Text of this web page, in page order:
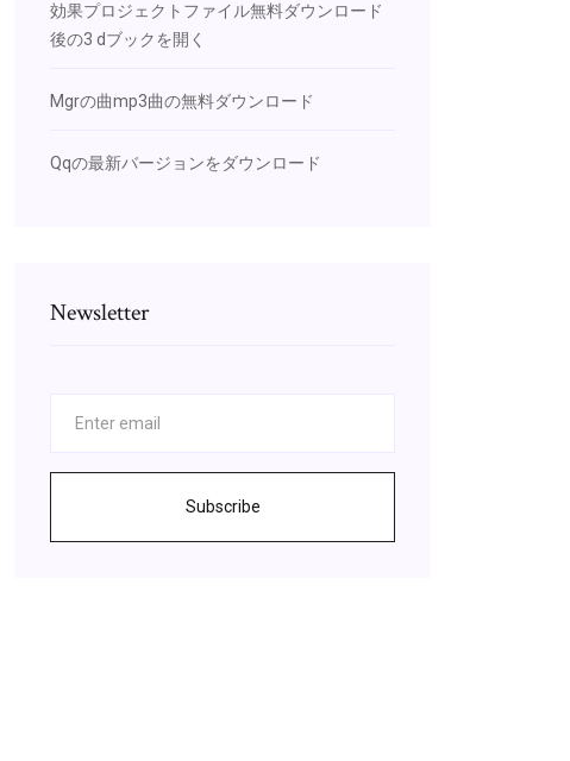
効果プロジェクトファイル無料ダウンロード
後の3 dブックを開く
Mgrの曲mp3曲の無料ダウンロード
Qqの最新バージョンをダウンロード
Newsletter
Subscribe